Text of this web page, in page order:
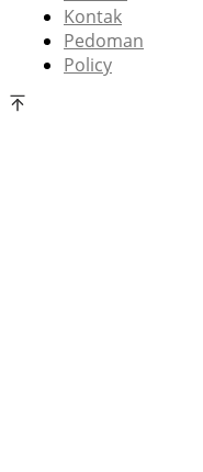
Kontak
Pedoman
Policy